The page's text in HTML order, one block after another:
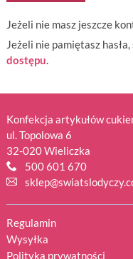
Jeżeli nie masz jeszcze
Jeżeli nie pamiętasz
dostępu.
Konfekcja artykułów
ul. Topolowa 6
32-020 Wieliczka
500 601 670
Regulamin
Wysyłka
Polityka prywatności